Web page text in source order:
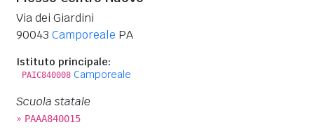
Via dei Giardini
90043 Camporeale PA
Istituto principale:
PAIC840008 Camporeale
Scuola statale
» PAAA840015